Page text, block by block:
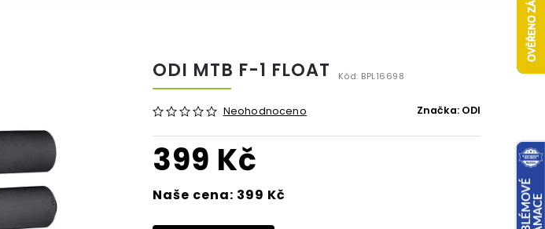
ODI MTB F-1 FLOAT Kód: BPL16698
Neohodnoceno Značka: ODI
399 Kč
Naše cena: 399 Kč